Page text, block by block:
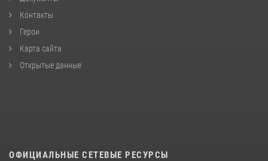
Контакты
Герои
Карта сайта
Открытые данные
ОФИЦИАЛЬНЫЕ СЕТЕВЫЕ РЕСУРСЫ